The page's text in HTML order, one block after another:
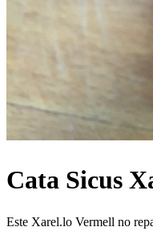
Cata Sicus
Este Xarel.lo Vermell no